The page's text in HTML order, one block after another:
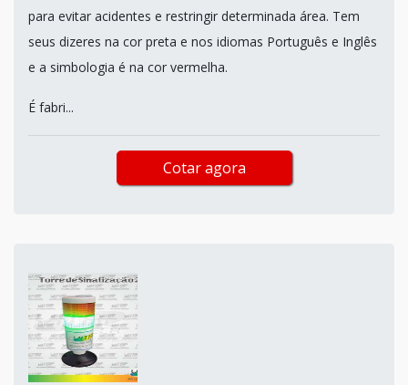
para evitar acidentes e restringir determinada área. Tem
seus dizeres na cor preta e nos idiomas Português e Inglês
e a simbologia é na cor vermelha.
É fabri...
Cotar agora